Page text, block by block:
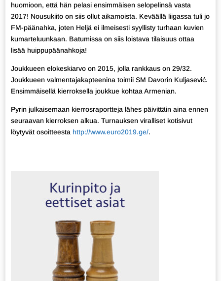
huomioon, että hän pelasi ensimmäisen selopelinsä vasta
2017! Nousukiito on siis ollut aikamoista. Keväällä liigassa tuli jo
FM-päänahka, joten Heljä ei ilmeisesti syyllisty turhaan kuvien
kumarteluunkaan. Batumissa on siis loistava tilaisuus ottaa
lisää huippupäänahkoja!
Joukkueen elokeskiarvo on 2015, jolla rankkaus on 29/32.
Joukkueen valmentajakapteenina toimii SM Davorin Kuljasević.
Ensimmäisellä kierroksella joukkue kohtaa Armenian.
Pyrin julkaisemaan kierrosraportteja lähes päivittäin aina ennen
seuraavan kierroksen alkua. Turnauksen viralliset kotisivut
löytyvät osoitteesta http://www.euro2019.ge/.